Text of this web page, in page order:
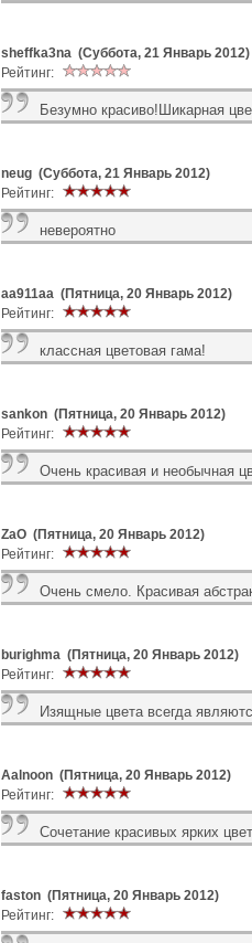
sheffka3na (Суббота, 21 Январь 2012)
Рейтинг:
Безумно красиво!Шикарная
neug (Суббота, 21 Январь 2012)
Рейтинг:
невероятно
aa911aa (Пятница, 20 Январь 2012)
Рейтинг:
классная цветовая гама!
sankon (Пятница, 20 Январь 2012)
Рейтинг:
Очень красивая и необычная
ZaO (Пятница, 20 Январь 2012)
Рейтинг:
Очень смело. Красивая
burighma (Пятница, 20 Январь 2012)
Рейтинг:
Изящные цвета всегда
Aalnoon (Пятница, 20 Январь 2012)
Рейтинг:
Сочетание красивых ярких
faston (Пятница, 20 Январь 2012)
Рейтинг: